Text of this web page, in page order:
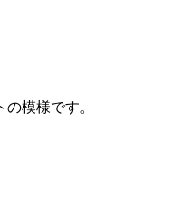
模様です。